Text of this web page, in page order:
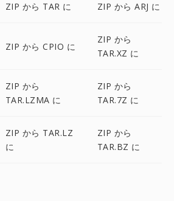
ZIP から TAR に ZIP から ARJ に
ZIP から CPIO に
ZIP から
TAR.XZ に
ZIP から
TAR.LZMA に
ZIP から
TAR.7Z に
ZIP から TAR.LZ
に
ZIP から
TAR.BZ に